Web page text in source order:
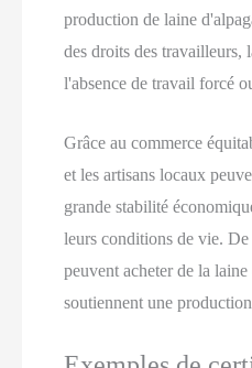
production de laine
des droits des travailleurs,
l'absence de travail forcé
Grâce au commerce
et les artisans locaux
grande stabilité
leurs conditions de vie.
peuvent acheter de la
soutiennent une